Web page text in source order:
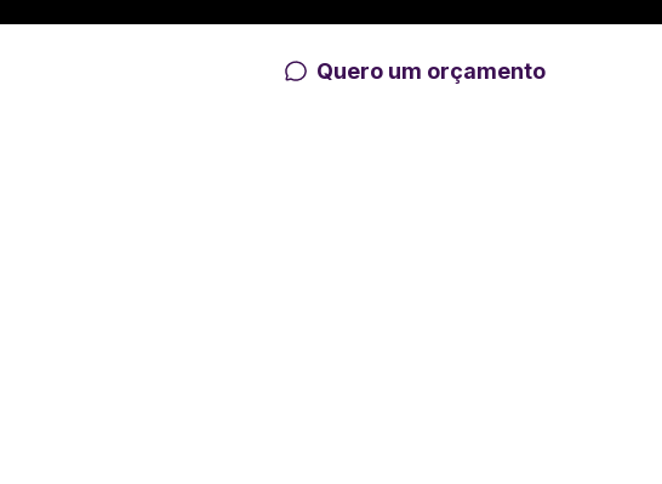
Quero um orçamento